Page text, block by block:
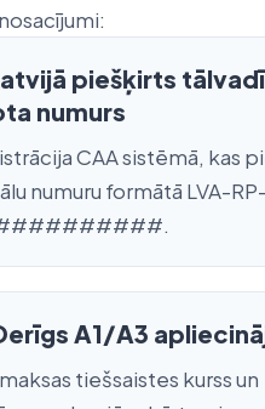
piešķirts
numurs
CAA sistēmā, kas
numuru formātā LVA-
A1/A3
tiešsaistes kurss un